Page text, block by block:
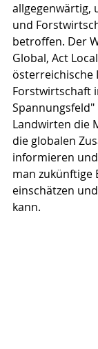
allgegenwärtig,
und
betroffen. Der
Global, Act
österreichische
Forstwirtschaft
Landwirten die
die globalen
informieren
man zukünftige
einschätzen
kann.